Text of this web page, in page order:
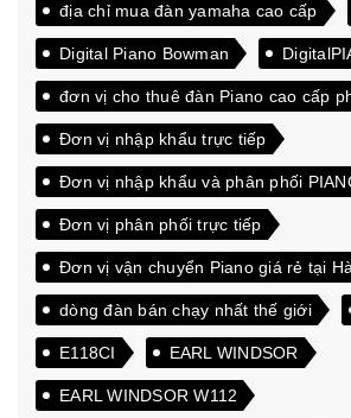
địa chỉ mua đàn yamaha cao cấp
Digital Piano Bowman
đơn vị cho thuê đàn Piano cao cấp
Đơn vị nhập khẩu trực tiếp
Đơn vị nhập khẩu và phân phối
quốc
Đơn vị phân phối trực tiếp
Đơn vị vận chuyển Piano giá rẻ tại
dòng đàn bán chạy nhất thế giới
E118CI EARL WINDSOR
EARL WINDSOR W112